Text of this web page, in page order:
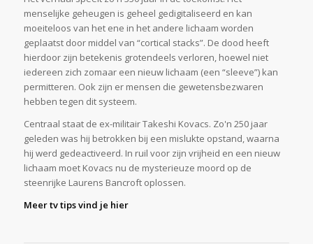
menselijke geheugen is geheel gedigitaliseerd en kan
moeiteloos van het ene in het andere lichaam worden
geplaatst door middel van “cortical stacks”. De dood heeft
hierdoor zijn betekenis grotendeels verloren, hoewel niet
iedereen zich zomaar een nieuw lichaam (een “sleeve”) kan
permitteren. Ook zijn er mensen die gewetensbezwaren
hebben tegen dit systeem.
Centraal staat de ex-militair Takeshi Kovacs. Zo'n 250 jaar
geleden was hij betrokken bij een mislukte opstand, waarna
hij werd gedeactiveerd. In ruil voor zijn vrijheid en een nieuw
lichaam moet Kovacs nu de mysterieuze moord op de
steenrijke Laurens Bancroft oplossen.
Meer tv tips vind je hier